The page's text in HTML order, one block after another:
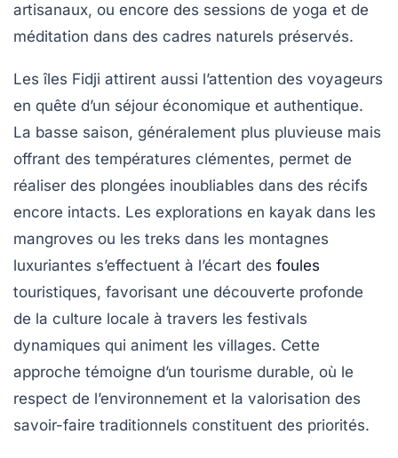
artisanaux, ou encore des sessions de yoga et de
méditation dans des cadres naturels préservés.
Les îles Fidji attirent aussi l’attention des voyageurs
en quête d’un séjour économique et authentique.
La basse saison, généralement plus pluvieuse mais
offrant des températures clémentes, permet de
réaliser des plongées inoubliables dans des récifs
encore intacts. Les explorations en kayak dans les
mangroves ou les treks dans les montagnes
luxuriantes s’effectuent à l’écart des foules
touristiques, favorisant une découverte profonde
de la culture locale à travers les festivals
dynamiques qui animent les villages. Cette
approche témoigne d’un tourisme durable, où le
respect de l’environnement et la valorisation des
savoir-faire traditionnels constituent des priorités.